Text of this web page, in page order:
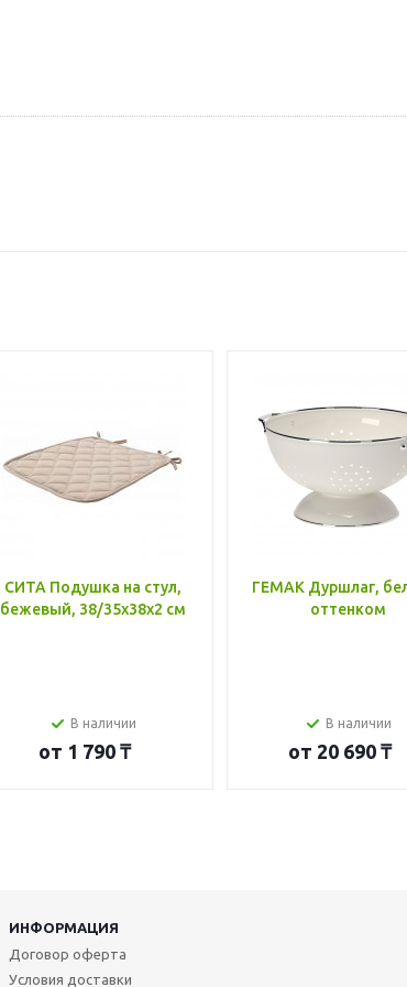
СИТА Подушка на стул,
бежевый, 38/35x38x2 см
В наличии
от 1 790 ₸
ГЕМАК Дуршлаг,
оттенком
В наличии
от 20 690 ₸
ИНФОРМАЦИЯ
Договор оферта
Условия доставки